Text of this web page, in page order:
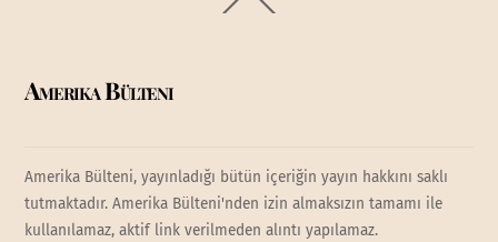
To
Amerika Bülteni
Amerika Bülteni, yayınladığı bütün içeriğin yayın hakkını saklı
tutmaktadır. Amerika Bülteni'nden izin almaksızın tamamı ile
kullanılamaz, aktif link verilmeden alıntı yapılamaz.